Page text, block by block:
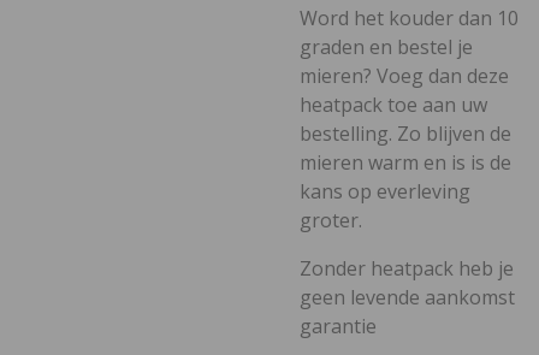
Word het kouder dan 10
graden en bestel je
mieren? Voeg dan deze
heatpack toe aan uw
bestelling. Zo blijven de
mieren warm en is is de
kans op everleving
groter.
Zonder heatpack heb je
geen levende aankomst
garantie